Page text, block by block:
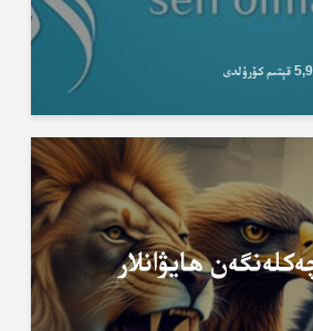
كۆرۈلدى
ھايۋانلار